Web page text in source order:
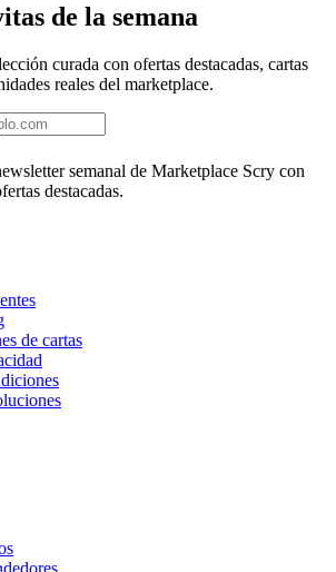
de la semana
curada con ofertas destacadas, cartas
reales del marketplace.
semanal de Marketplace Scry con
destacadas.
de cartas